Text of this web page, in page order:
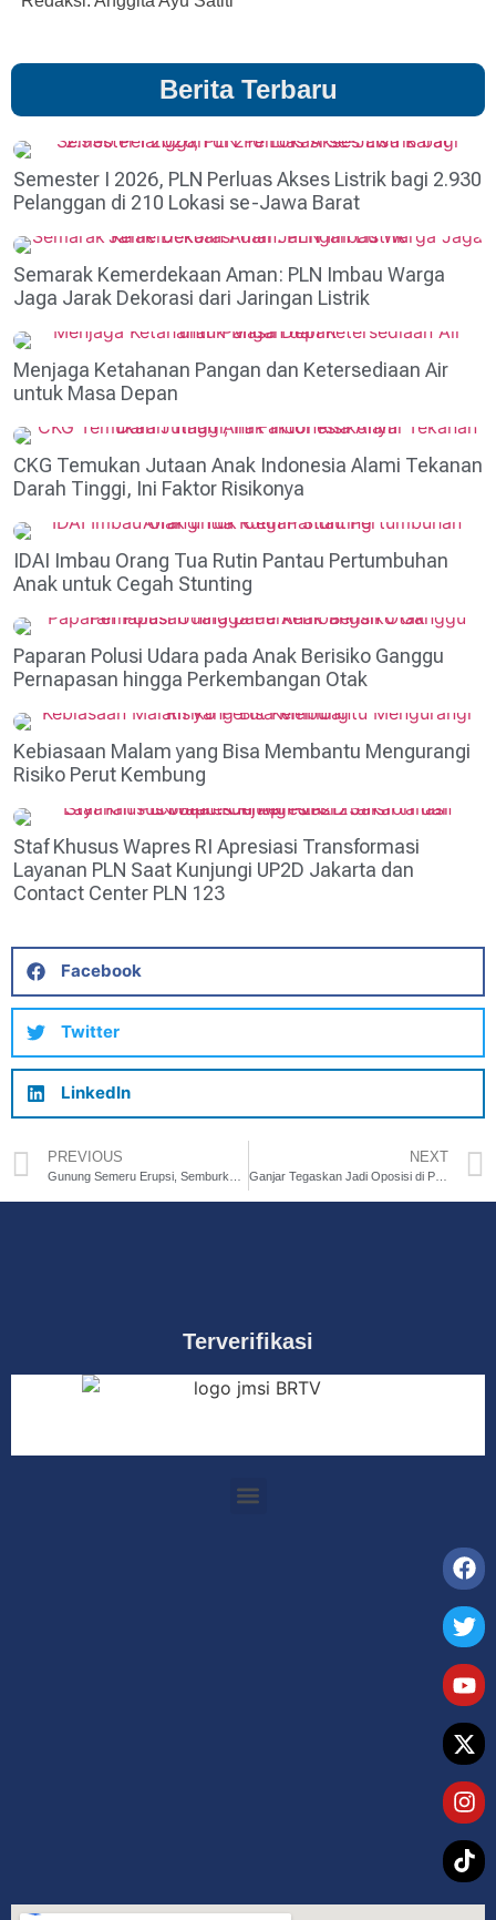
Berita Terbaru
Semester I 2026, PLN Perluas Akses Listrik bagi 2.930
Pelanggan di 210 Lokasi se-Jawa Barat
Semarak Kemerdekaan Aman: PLN Imbau Warga
Jaga Jarak Dekorasi dari Jaringan Listrik
Menjaga Ketahanan Pangan dan Ketersediaan Air
untuk Masa Depan
CKG Temukan Jutaan Anak Indonesia Alami Tekanan
Darah Tinggi, Ini Faktor Risikonya
IDAI Imbau Orang Tua Rutin Pantau Pertumbuhan
Anak untuk Cegah Stunting
Paparan Polusi Udara pada Anak Berisiko Ganggu
Pernapasan hingga Perkembangan Otak
Kebiasaan Malam yang Bisa Membantu Mengurangi
Risiko Perut Kembung
Staf Khusus Wapres RI Apresiasi Transformasi
Layanan PLN Saat Kunjungi UP2D Jakarta dan
Contact Center PLN 123
Facebook
Twitter
LinkedIn
PREVIOUS NEXT
Ganjar Tegaskan Jadi Oposisi di Pemerintahan Prabowo-Gibran
Terverifikasi